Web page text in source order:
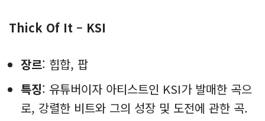
Thick Of It – KSI
장르: 힙합, 팝
특징: 유튜버이자 아티스트인 KSI가 발매한 곡으
로, 강렬한 비트와 그의 성장 및 도전에 관한 곡.